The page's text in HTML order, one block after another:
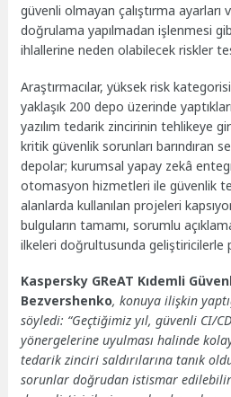
güvenli olmayan çalıştırma
doğrulama yapılmadan işlenmesi
ihlallerine neden olabilecek riskler
Araştırmacılar, yüksek risk
yaklaşık 200 depo üzerinde
yazılım tedarik zincirinin tehlikeye
kritik güvenlik sorunları barındıran
depolar; kurumsal yapay zekâ
otomasyon hizmetleri ile güvenlik
alanlarda kullanılan projeleri
bulguların tamamı, sorumlu
ilkeleri doğrultusunda geliştiricilerle
Kaspersky GReAT Kıdemli
Bezvershenko, konuya ilişkin
söyledi: “Geçtiğimiz yıl, güvenli CI/
yönergelerine uyulması halinde
tedarik zinciri saldırılarına tanık
sorunlar doğrudan istismar edilebilir